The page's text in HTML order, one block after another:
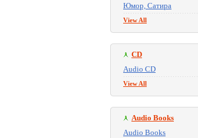
Юмор, Сатира
View All
CD
Audio CD
View All
Audio Books
Audio Books